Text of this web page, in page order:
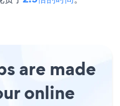
are made
online